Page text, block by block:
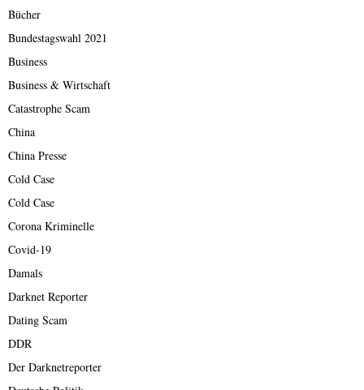
Bücher
Bundestagswahl 2021
Business
Business & Wirtschaft
Catastrophe Scam
China
China Presse
Cold Case
Cold Case
Corona Kriminelle
Covid-19
Damals
Darknet Reporter
Dating Scam
DDR
Der Darknetreporter